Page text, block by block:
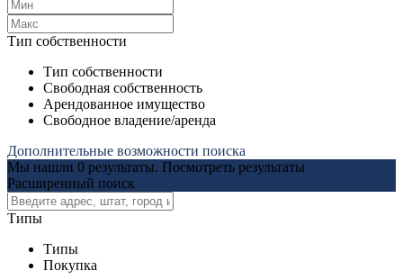
Тип собственности
Тип собственности
Свободная собственность
Арендованное имущество
Свободное владение/аренда
Дополнительные возможности поиска
Мы нашли 0 результаты. Посмотреть результаты
Расширенный поиск
Типы
Типы
Покупка